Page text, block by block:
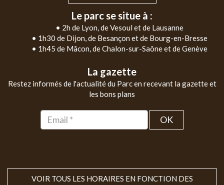
Le parc se situe à :
• 2h de Lyon, de Vesoul et de Lausanne
• 1h30 de Dijon, de Besançon et de Bourg-en-Bresse
• 1h45 de Mâcon, de Chalon-sur-Saône et de Genève
La gazette
Restez informés de l'actualité du Parc en recevant la gazette et
les bons plans
OK
VOIR TOUS LES HORAIRES EN FONCTION DES